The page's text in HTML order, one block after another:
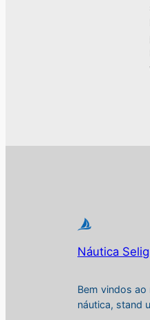
Náutica
Bem vindos
náutica, stand